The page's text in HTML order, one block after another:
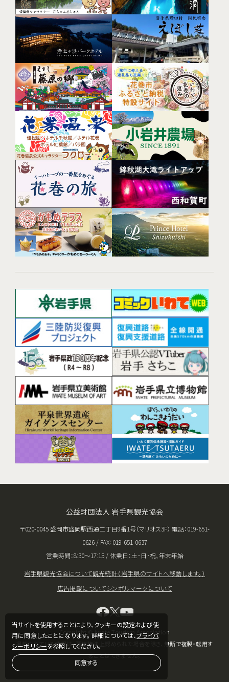
当サイトを使用することにより、クッキーの設定および使
用に同意したことになります。 詳細については、プライバ
シーポリシーを参照してください。
同意する
公益財団法人 岩手県観光協会
〒020-0045 盛岡市盛岡駅西通二丁目9番1号（マリオス3F） 電話：019-651-
0626 / FAX：019-651-0637
営業時間：8:30〜17:15 / 休業日：土･日･祝、年末年始
岩手県観光協会について観光統計（岩手県のサイトへ移動します。）
広告掲載についてシンボルマークについて
Copyright © Iwate Tourism Association
掲載されている情報は、著作権法上認められた場合を除き、無断で複製・転用す
ることはできません。